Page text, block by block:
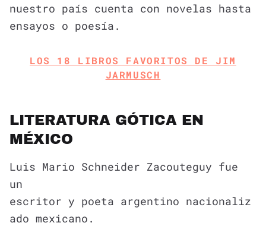
nuestro país cuenta con novelas hasta
ensayos o poesía.
LOS 18 LIBROS FAVORITOS DE JIM
JARMUSCH
LITERATURA GÓTICA EN
MÉXICO
Luis Mario Schneider Zacouteguy fue
un
escritor y poeta argentino nacionaliz
ado mexicano.